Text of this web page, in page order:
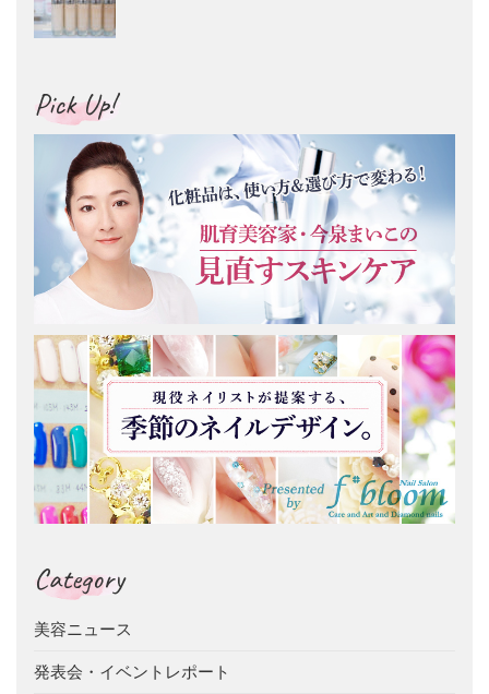
Pick Up!
Category
美容ニュース
発表会・イベントレポート